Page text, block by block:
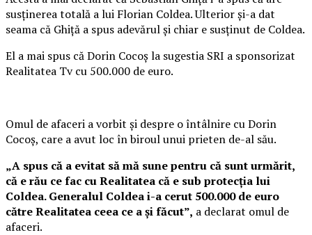
susținerea totală a lui Florian Coldea. Ulterior și-a dat
seama că Ghiță a spus adevărul și chiar e susținut de Coldea.
El a mai spus că Dorin Cocoș la sugestia SRI a sponsorizat
Realitatea Tv cu 500.000 de euro.
Omul de afaceri a vorbit şi despre o întâlnire cu Dorin
Cocoş, care a avut loc în biroul unui prieten de-al său.
„A spus că a evitat să mă sune pentru că sunt urmărit,
că e rău ce fac cu Realitatea că e sub protecţia lui
Coldea. Generalul Coldea i-a cerut 500.000 de euro
către Realitatea ceea ce a şi făcut”, a declarat omul de
afaceri.